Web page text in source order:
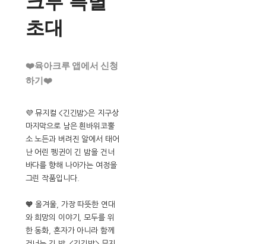
초대
❤️육아크루 앱에서 신청
하기❤️
💜 뮤지컬 <긴긴밤>은 지구상
마지막으로 남은 흰바위코뿔
소 노든과 버려진 알에서 태어
난 어린 펭귄이 긴 밤을 건너
바다를 향해 나아가는 여정을
그린 작품입니다.
🧡 올겨울, 가장 따뜻한 연대
와 희망의 이야기, 모두를 위
한 동화, 혼자가 아니라 함께